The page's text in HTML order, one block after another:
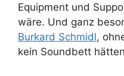
Equipment und
wäre. Und ganz
Burkard Schmidl,
kein Soundbett